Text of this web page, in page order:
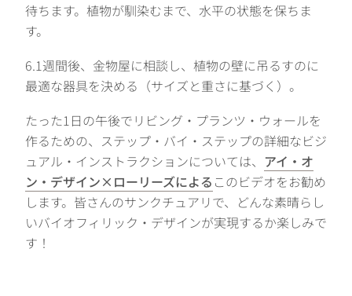
待ちます。植物が馴染むまで、水平の状態を保ちま
す。
6.1週間後、金物屋に相談し、植物の壁に吊るすのに
最適な器具を決める（サイズと重さに基づく）。
たった1日の午後でリビング・プランツ・ウォールを
作るための、ステップ・バイ・ステップの詳細なビジ
ュアル・インストラクションについては、 アイ・オ
ン・デザイン×ローリーズによる このビデオをお勧め
します。皆さんのサンクチュアリで、どんな素晴らし
いバイオフィリック・デザインが実現するか楽しみで
す！